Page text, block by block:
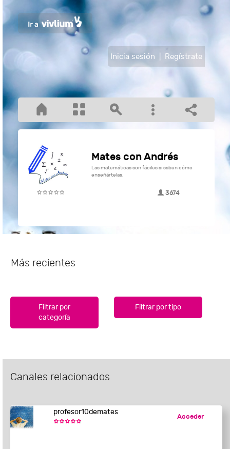
Inicia sesión Regístrate
Mates con Andrés
Las matemáticas son fáciles si saben cómo
enseñártelas.
3674
Más recientes
Filtrar por
categoría
Filtrar por tipo
Canales relacionados
profesor10demates
Acceder